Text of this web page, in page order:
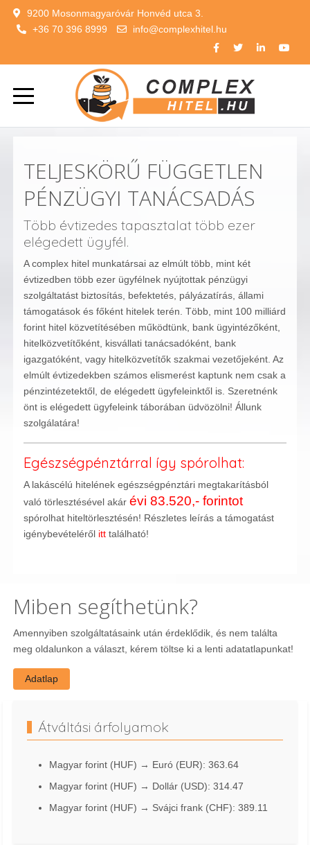
9200 Mosonmagyaróvár Honvéd utca 3.
+36 70 396 8999
info@complexhitel.hu
TELJESKÖRŰ FÜGGETLEN
PÉNZÜGYI TANÁCSADÁS
Több évtizedes tapasztalat több ezer
elégedett ügyfél.
A complex hitel munkatársai az elmúlt több, mint két
évtizedben több ezer ügyfélnek nyújtottak pénzügyi
szolgáltatást biztosítás, befektetés, pályázatírás, állami
támogatások és főként hitelek terén. Több, mint 100 milliárd
forint hitel közvetítésében működtünk, bank ügyintézőként,
hitelközvetítőként, kisvállati tanácsadóként, bank
igazgatóként, vagy hitelközvetítők szakmai vezetőjeként. Az
elmúlt évtizedekben számos elismerést kaptunk nem csak a
pénzintézetektől, de elégedett ügyfeleinktől is. Szeretnénk
önt is elégedett ügyfeleink táborában üdvözölni! Állunk
szolgálatára!
Egészségpénztárral így spórolhat:
A lakáscélú hitelének egészségpénztári megtakarításból
való törlesztésével akárévi 83.520,- forintot
spórolhat hiteltörlesztésén! Részletes leírás a támogatást
igénybevételéről itt található!
Miben segíthetünk?
Amennyiben szolgáltatásaink után érdeklődik, és nem találta
meg oldalunkon a választ, kérem töltse ki a lenti adatatlapunkat!
Adatlap
Átváltási árfolyamok
Magyar forint (HUF) → Euró (EUR): 363.64
Magyar forint (HUF) → Dollár (USD): 314.47
Magyar forint (HUF) → Svájci frank (CHF): 389.11